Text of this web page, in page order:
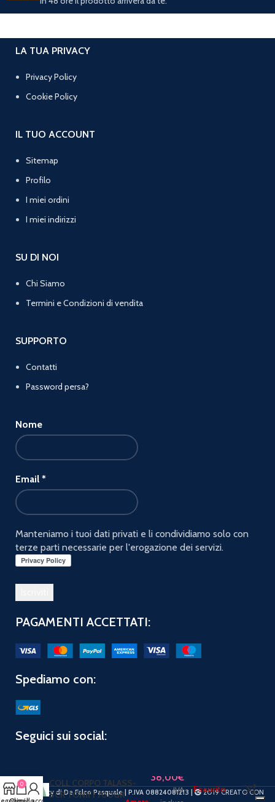
LA TUA PRIVACY
Privacy Policy
Cookie Policy
IL TUO ACCOUNT
Sitemap
Profilo
I miei ordini
I miei indirizzi
SU DI NOI
Chi Siamo
Termini e Condizioni di vendita
SUPPORTO
Contatti
Password persa?
Nome
Email *
Manteniamo i tuoi dati privati e li condividiamo solo con
terze parti necessarie per l'erogazione dei servizi.
PAGAMENTI ACCETTATI:
Spediamo con:
Seguici sui social:
PuntoBeauty di De Falco Pasquale | P.IVA 08824081213 | 2019 CREATO CON
COLL CORPO TALASS-
SCR TONIFI 700GR
38,00€
IVA
Esaurito
0